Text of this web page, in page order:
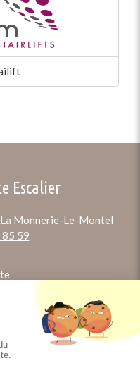
Escalier
La Monnerie-Le-Montel
59
- Technicien